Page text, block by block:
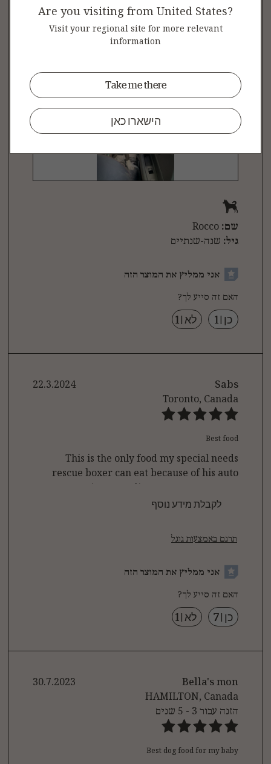
לקבלת מידע נוסף
problems ...
שם: Rocco
גיל: שנה-שנתיים
אני ממליץ את המוצר הזה
האם זה סייע לך?
כן |
1 לא |
1
Sabs
22.3.2024
Toronto, Canada
Best food
לקבלת מידע נוסף
This is the only food my special needs
rescue boxer can eat because of his auto
תרגם באמצעות גוגל
אני ממליץ את המוצר הזה
האם זה סייע לך?
כן |
7 לא |
1
Bella's mon
30.7.2023
HAMILTON, Canada
הזנה עבור 3 - 5 שנים
Best dog food for my baby
Are you visiting from United States?
Visit your regional site for more relevant
information
Take me there
הישארו כאן